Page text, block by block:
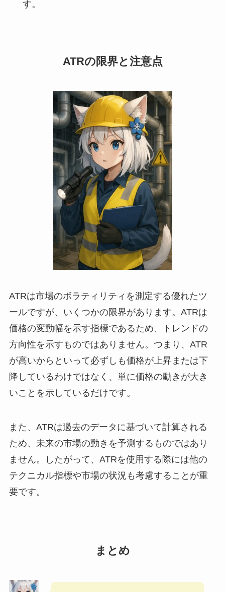
す。
ATRの限界と注意点
ATRは市場のボラティリティを測定する優れたツ
ールですが、いくつかの限界があります。ATRは
価格の変動幅を示す指標であるため、トレンドの
方向性を示すものではありません。つまり、ATR
が高いからといって必ずしも価格が上昇または下
降しているわけではなく、単に価格の動きが大き
いことを示しているだけです。
また、ATRは過去のデータに基づいて計算される
ため、未来の市場の動きを予測するものではあり
ません。したがって、ATRを使用する際には他の
テクニカル指標や市場の状況も考慮することが重
要です。
まとめ